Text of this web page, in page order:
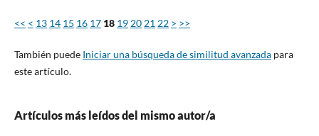
<< < 13 14 15 16 17 18 19 20 21 22 > >>
También puede Iniciar una búsqueda de similitud avanzadapara
este artículo.
Artículos más leídos del mismo autor/a